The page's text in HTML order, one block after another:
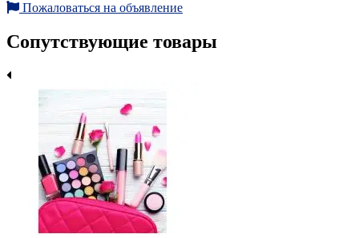
Пожаловаться на объявление
Сопутствующие товары